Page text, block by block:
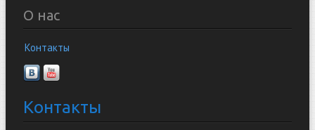
О нас
Контакты
Контакты